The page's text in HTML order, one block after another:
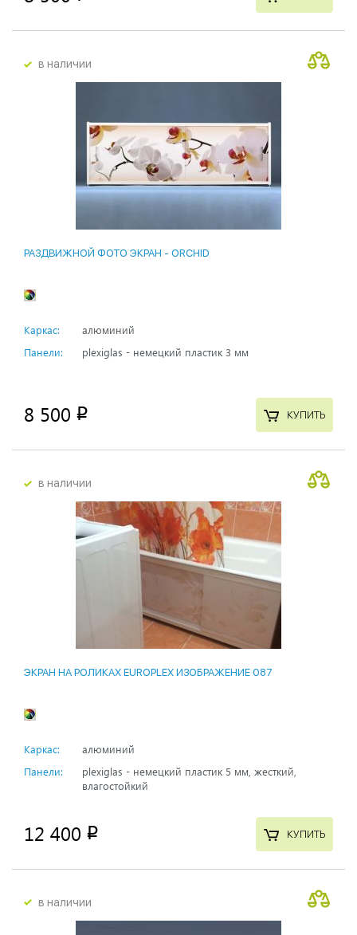
в наличии
РАЗДВИЖНОЙ ФОТО ЭКРАН - ORCHID
Каркас:
алюминий
Панели:
plexiglas - немецкий пластик 3 мм
8 500 p КУПИТЬ
в наличии
ЭКРАН НА РОЛИКАХ EUROPLEX ИЗОБРАЖЕНИЕ 087
Каркас:
алюминий
Панели:
plexiglas - немецкий пластик 5 мм, жесткий,
влагостойкий
12 400 p КУПИТЬ
в наличии